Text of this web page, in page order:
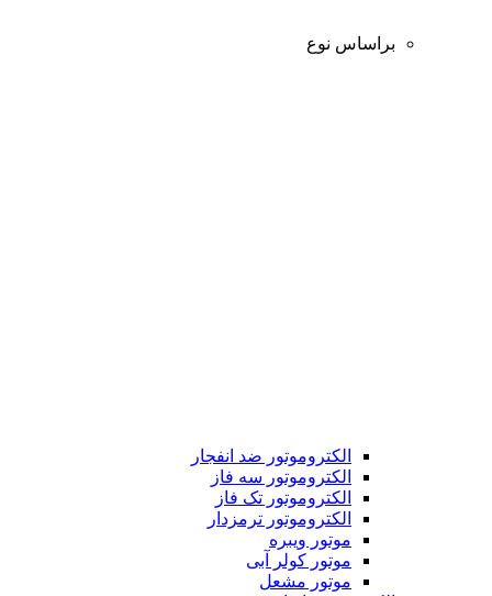
براساس نوع
الکتروموتور ضد انفجار
الکتروموتور سه فاز
الکتروموتور تک فاز
الکتروموتور ترمزدار
موتور ویبره
موتور کولر آبی
موتور مشعل